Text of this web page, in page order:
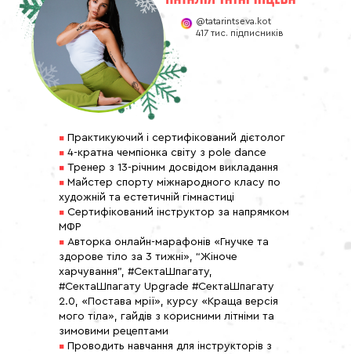
▪ Практикуючий і сертифікований дієтолог
▪ 4-кратна чемпіонка світу з pole dance
▪ Тренер з 13-річним досвідом викладання
▪ Майстер спорту міжнародного класу по
художній та естетичній гімнастиці
▪ Сертифікований інструктор за напрямком
МФР
▪ Авторка онлайн-марафонів «Гнучке та
здорове тіло за 3 тижні», “Жіноче
харчування", #СектаШпагату,
#СектаШпагату Upgrade #СектаШпагату
2.0, «Постава мрії», курсу «Краща версія
мого тіла», гайдів з корисними літніми та
зимовими рецептами
▪ Проводить навчання для інструкторів з
@tatarintseva.kot
417 тис. підписників